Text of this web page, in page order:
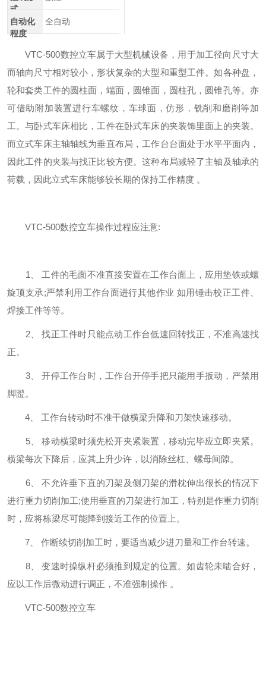
式
自动化
程度
全自动
VTC-500数控立车属于大型机械设备，用于加工径向尺寸大
而轴向尺寸相对较小，形状复杂的大型和重型工件。如各种盘，
轮和套类工件的圆柱面，端面，圆锥面，圆柱孔，圆锥孔等。亦
可借助附加装置进行车螺纹，车球面，仿形，铣削和磨削等加
工。与卧式车床相比，工件在卧式车床的夹装饰里面上的夹装。
而立式车床主轴轴线为垂直布局，工作台台面处于水平平面内，
因此工件的夹装与找正比较方便。这种布局减轻了主轴及轴承的
荷载，因此立式车床能够较长期的保持工作精度 。
VTC-500数控立车操作过程应注意:
1、 工件的毛面不准直接安置在工作台面上，应用垫铁或螺
旋顶支承;严禁利用工作台面进行其他作业 如用锤击校正工件、
焊接工件等等。
2、 找正工件时只能点动工作台低速回转找正，不准高速找
正。
3、 开停工作台时，工作台开停手把只能用手扳动，严禁用
脚蹬。
4、 工作台转动时不准干做横梁升降和刀架快速移动。
5、 移动横梁时须先松开夹紧装置，移动完毕应立即夹紧。
横梁每次下降后，应其上升少许，以消除丝杠、螺母间隙。
6、 不允许垂下直的刀架及侧刀架的滑枕伸出很长的情况下
进行重力切削加工;使用垂直的刀架进行加工，特别是作重力切削
时，应将栋梁尽可能降到接近工作的位置上。
7、 作断续切削加工时，要适当减少进刀量和工作台转速。
8、 变速时操纵杆必须推到规定的位置。如齿轮未啮合好，
应以工作后微动进行调正，不准强制操作 。
VTC-500数控立车